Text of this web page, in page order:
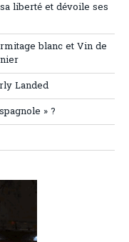
liberté et dévoile ses
blanc et Vin de
Landed
» ?